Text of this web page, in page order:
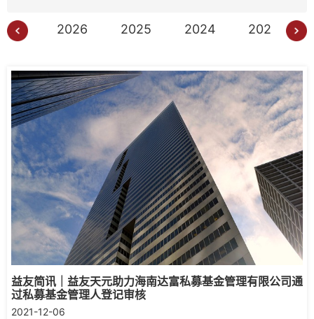
2026 2025 2024 2023
益友简讯｜益友天元助力海南达富私募基金管理有限公司通
过私募基金管理人登记审核
2021-12-06